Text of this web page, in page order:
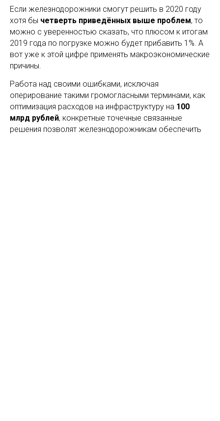
Если железнодорожники смогут решить в 2020 году
хотя бы четверть приведённых выше проблем, то
можно с уверенностью сказать, что плюсом к итогам
2019 года по погрузке можно будет прибавить 1%. А
вот уже к этой цифре применять макроэкономические
причины.
Работа над своими ошибками, исключая
оперирование такими громогласными терминами, как
оптимизация расходов на инфраструктуру на 100
млрд рублей, конкретные точечные связанные
решения позволят железнодорожникам обеспечить